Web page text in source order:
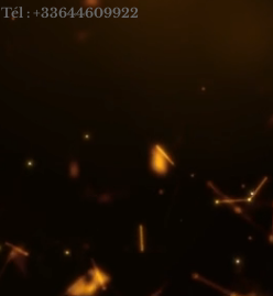
Tél : +33644609922